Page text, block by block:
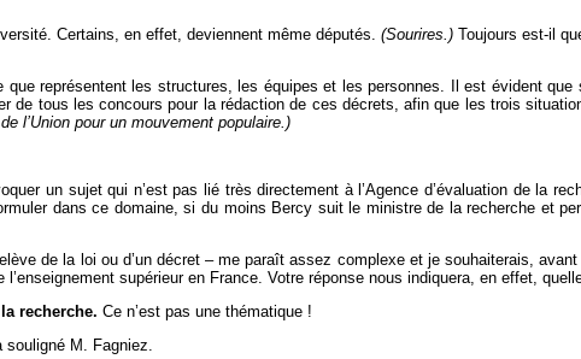
Certains, en effet, deviennent même députés. (Sourires.)Toujours est-il
que représentent les structures, les équipes et les personnes. Il est évident
de tous les concours pour la rédaction de ces décrets, afin que les trois
l’Union pour un mouvement populaire.)
un sujet qui n’est pas lié très directement à l’Agence d’évaluation de la
dans ce domaine, si du moins Bercy suit le ministre de la recherche et
de la loi ou d’un décret – me paraît assez complexe et je souhaiterais,
supérieur en France. Votre réponse nous indiquera, en effet,
recherche. Ce n’est pas une thématique !
M. Fagniez.